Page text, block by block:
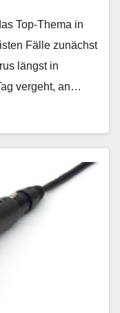
Top-Thema in
Fälle zunächst
längst in
vergeht, an…